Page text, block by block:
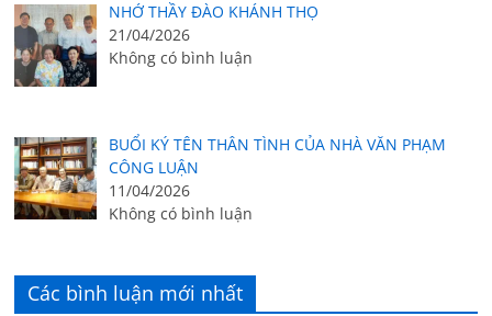
NHỚ THẦY ĐÀO KHÁNH THỌ
21/04/2026
Không có bình luận
BUỔI KÝ TÊN THÂN TÌNH CỦA NHÀ VĂN PHẠM
CÔNG LUẬN
11/04/2026
Không có bình luận
Các bình luận mới nhất